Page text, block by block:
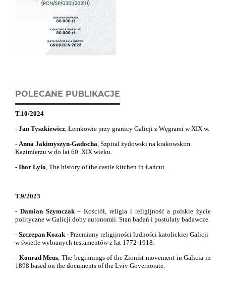
POLECANE PUBLIKACJE
T.10/2024
- Jan Tyszkiewicz, Łemkowie przy granicy Galicji z Węgrami w XIX w.
- Anna Jakimyszyn-Gadocha, Szpital żydowski na krakowskim
Kazimierzu w do lat 60. XIX wieku.
- Ihor Lylo, The history of the castle kitchen in Łańcut.
T.9/2023
- Damian Szymczak– Kościół, religia i religijność a polskie życie
polityczne w Galicji doby autonomii. Stan badań i postulaty badawcze.
- Szczepan Kozak- Przemiany religijności ludności katolickiej Galicji
w świetle wybranych testamentów z lat 1772-1918.
- Konrad Meus, The beginnings of the Zionist movement in Galicia in
1898 based on the documents of the Lviv Governorate.